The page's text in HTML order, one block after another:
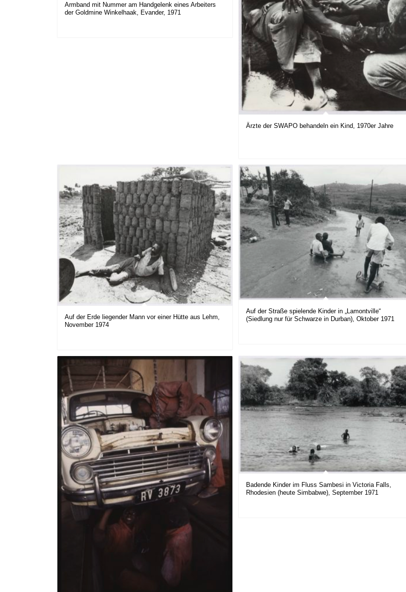
Armband mit Nummer am Handgelenk eines Arbeiters
der Goldmine Winkelhaak, Evander, 1971
Ärzte der SWAPO behandeln ein Kind, 1970er Jahre
Auf der Erde liegender Mann vor einer Hütte aus Lehm,
November 1974
Auf der Straße spielende Kinder in „Lamontville“
(Siedlung nur für Schwarze in Durban), Oktober 1971
Badende Kinder im Fluss Sambesi in Victoria Falls,
Rhodesien (heute Simbabwe), September 1971